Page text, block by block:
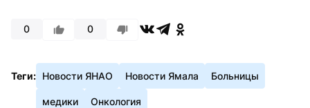
0 0
Теги: Новости ЯНАО Новости Ямала Больницы
медики Онкология